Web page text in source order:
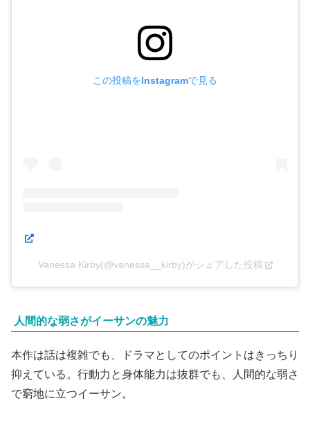
この投稿をInstagramで見る
Vanessa Kirby(@vanessa__kirby)がシェアした投稿
人間的な弱さがイーサンの魅力
本作は話は複雑でも、ドラマとしてのポイントはきっちり
抑えている。行動力と身体能力は抜群でも、人間的な弱さ
で窮地に立つイーサン。